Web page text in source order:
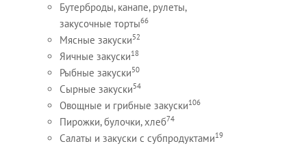
Бутерброды, канапе, рулеты,
закусочные торты66
Мясные закуски52
Яичные закуски18
Рыбные закуски50
Сырные закуски54
Овощные и грибные закуски106
Пирожки, булочки, хлеб74
Салаты и закуски с субпродуктами19